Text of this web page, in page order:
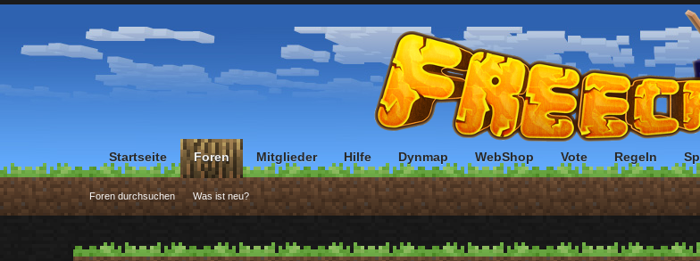
Startseite Foren
Foren durchsuchen Was ist neu?
Mitglieder Hilfe Dynmap WebShop Vote Regeln